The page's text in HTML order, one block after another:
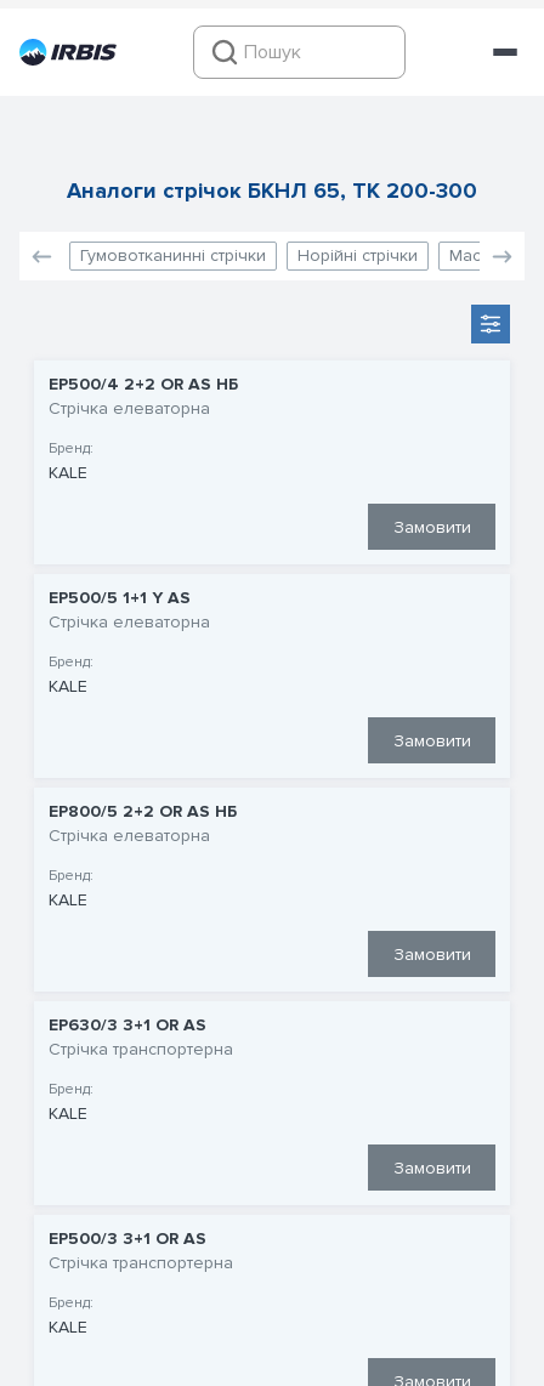
Аналоги стрічок БКНЛ 65, ТК 200-300
Гумовотканинні стрічки Норійні стрічки
EP500/4 2+2 OR AS НБ
Стрічка елеваторна
Бренд:
KALE
Замовити
EP500/5 1+1 Y AS
Стрічка елеваторна
Бренд:
KALE
Замовити
EP800/5 2+2 OR AS НБ
Стрічка елеваторна
Бренд:
KALE
Замовити
EP630/3 3+1 OR AS
Стрічка транспортерна
Бренд:
KALE
Замовити
EP500/3 3+1 OR AS
Стрічка транспортерна
Бренд:
KALE
Замовити